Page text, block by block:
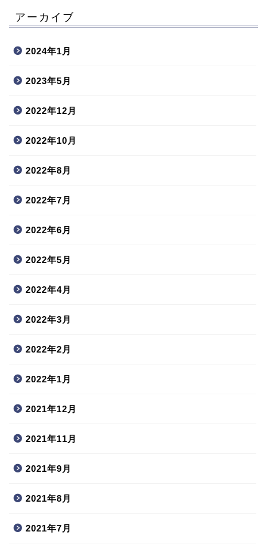
アーカイブ
2024年1月
2023年5月
2022年12月
2022年10月
2022年8月
2022年7月
2022年6月
2022年5月
2022年4月
2022年3月
2022年2月
2022年1月
2021年12月
2021年11月
2021年9月
2021年8月
2021年7月